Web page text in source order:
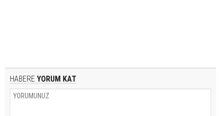
HABERE YORUM KAT